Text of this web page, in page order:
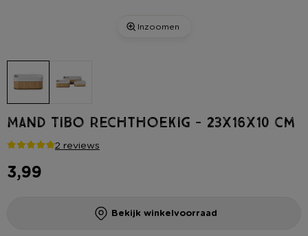
Inzoomen
Mand Tibo rechthoekig - 23x16x10 cm
2 reviews
3,99
Bekijk winkelvoorraad